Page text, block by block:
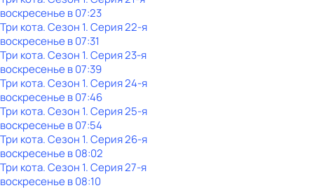
воскресенье в07:23
Три кота. Сезон 1. Серия 22-я
воскресенье в07:31
Три кота. Сезон 1. Серия 23-я
воскресенье в07:39
Три кота. Сезон 1. Серия 24-я
воскресенье в07:46
Три кота. Сезон 1. Серия 25-я
воскресенье в07:54
Три кота. Сезон 1. Серия 26-я
воскресенье в08:02
Три кота. Сезон 1. Серия 27-я
воскресенье в08:10